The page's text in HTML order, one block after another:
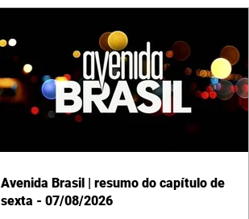
Avenida Brasil | resumo do capítulo de
sexta - 07/08/2026